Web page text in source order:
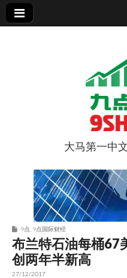
9点股票
大马第一中
9点 9点国际财经
布兰特石油每桶67
创两年半新高
27/12/2017